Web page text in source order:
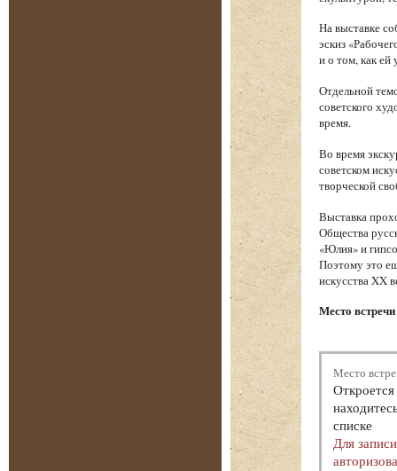
На выставке
эскиз
и о том, как ей
Отдельной
советского
время.
Во время
советском
творческой
Выставка
Общества
«Юлия» и
Поэтому это
искусства XX
Место
Место
списке
Для